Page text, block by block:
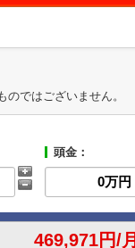
ではございません。
頭金：